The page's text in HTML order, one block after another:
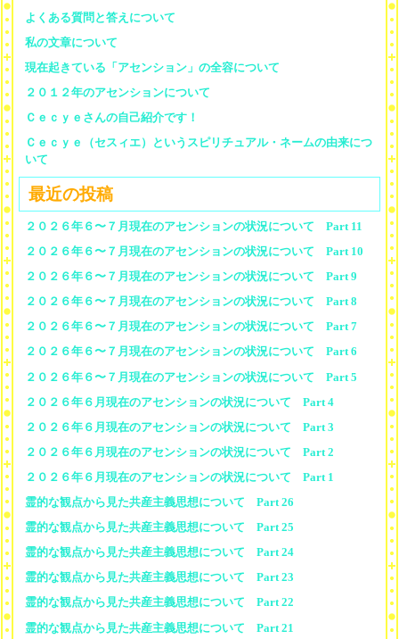
よくある質問と答えについて
私の文章について
現在起きている「アセンション」の全容について
２０１２年のアセンションについて
Ｃｅｃｙｅさんの自己紹介です！
Ｃｅｃｙｅ（セスィエ）というスピリチュアル・ネームの由来につ
いて
最近の投稿
２０２６年６〜７月現在のアセンションの状況について Part 11
２０２６年６〜７月現在のアセンションの状況について Part 10
２０２６年６〜７月現在のアセンションの状況について Part 9
２０２６年６〜７月現在のアセンションの状況について Part 8
２０２６年６〜７月現在のアセンションの状況について Part 7
２０２６年６〜７月現在のアセンションの状況について Part 6
２０２６年６〜７月現在のアセンションの状況について Part 5
２０２６年６月現在のアセンションの状況について Part 4
２０２６年６月現在のアセンションの状況について Part 3
２０２６年６月現在のアセンションの状況について Part 2
２０２６年６月現在のアセンションの状況について Part 1
霊的な観点から見た共産主義思想について Part 26
霊的な観点から見た共産主義思想について Part 25
霊的な観点から見た共産主義思想について Part 24
霊的な観点から見た共産主義思想について Part 23
霊的な観点から見た共産主義思想について Part 22
霊的な観点から見た共産主義思想について Part 21